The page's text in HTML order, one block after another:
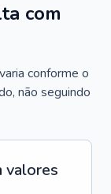
com
conforme o
não seguindo
valores